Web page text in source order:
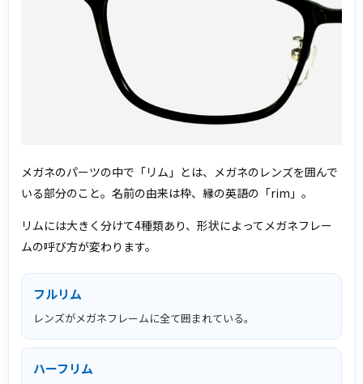
メガネのパーツの中で「リム」とは、メガネのレンズを囲んで
いる部分のこと。名前の由来は枠、縁の英語の「rim」。
リムには大きく分けて4種類あり、形状によってメガネフレー
ムの呼び方が変わります。
フルリム
レンズがメガネフレームに全て囲まれている。
ハーフリム